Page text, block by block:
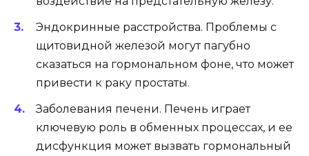
Эндокринные расстройства. Проблемы с
щитовидной железой могут пагубно
сказаться на гормональном фоне, что может
привести к раку простаты.
Заболевания печени. Печень играет
ключевую роль в обменных процессах, и ее
дисфункция может вызвать гормональный